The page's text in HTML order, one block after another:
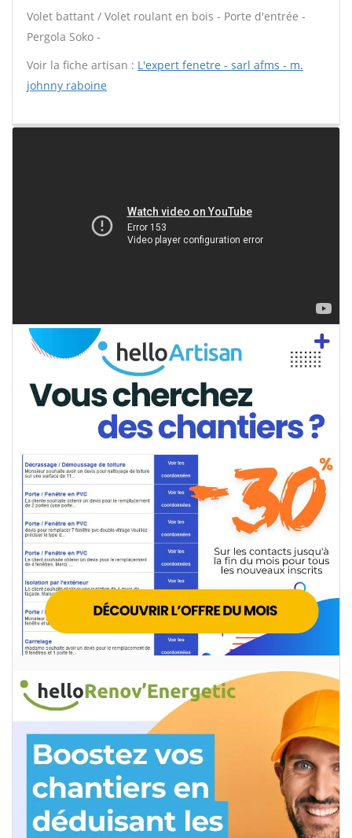
Volet battant / Volet roulant en bois - Porte d'entrée -
Pergola Soko -
Voir la fiche artisan : L'expert fenetre - sarl afms - m.
johnny raboine